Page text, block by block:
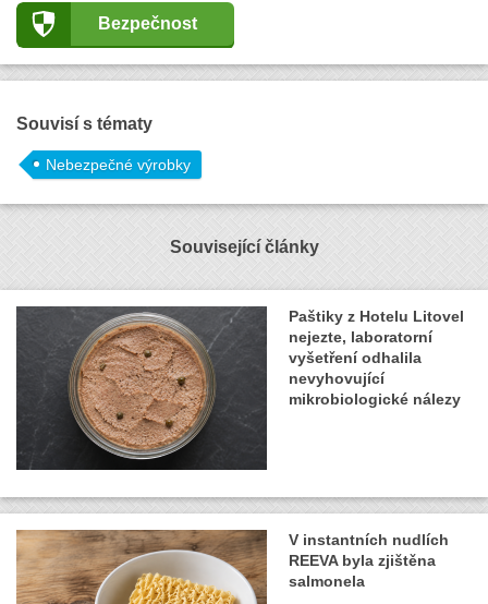
Bezpečnost
Souvisí s tématy
Nebezpečné výrobky
Související články
Paštiky z Hotelu Litovel
nejezte, laboratorní
vyšetření odhalila
nevyhovující
mikrobiologické nálezy
V instantních nudlích
REEVA byla zjištěna
salmonela